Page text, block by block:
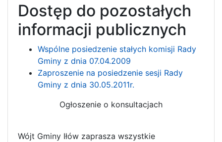
Dostęp do pozostałych
informacji publicznych
Wspólne posiedzenie stałych komisji Rady
Gminy z dnia 07.04.2009
Zaproszenie na posiedzenie sesji Rady
Gminy z dnia 30.05.2011r.
Ogłoszenie o konsultacjach
Wójt Gminy Iłów zaprasza wszystkie